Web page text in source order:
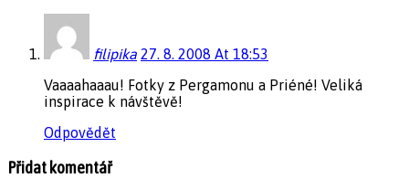
filipika 27. 8. 2008 At 18:53
Vaaaahaaau! Fotky z Pergamonu a Priéné! Veliká
inspirace k návštěvě!
Odpovědět
Přidat komentář